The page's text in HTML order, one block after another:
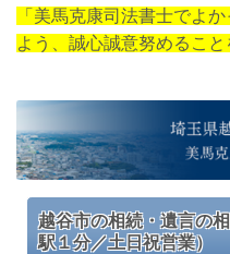
「美馬克康司法書士でよ
よう、誠心誠意努めること
越谷市の相続・遺言の
駅１分／土日祝営業）